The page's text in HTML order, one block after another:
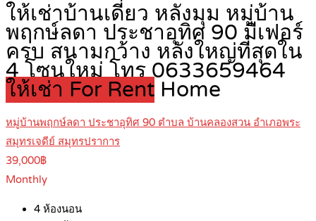
ให้เช่าบ้านเดี่ยว หลังมุม หมู่บ้าน
พฤกษ์ลดา ประชาอุทิศ 90 มีเฟอร์
ครบ สนามกว้าง หลังใหญ่ที่สุดใน
4 โซนใหม่ โทร 0633659464
ให้เช่า For Rent Home
หมู่บ้านพฤกษ์ลดา ประชาอุทิศ 90 ตำบล บ้านคลองสวน อำเภอพระ
สมุทรเจดีย์ สมุทรปราการ
39,000฿
Monthly
4 ห้องนอน